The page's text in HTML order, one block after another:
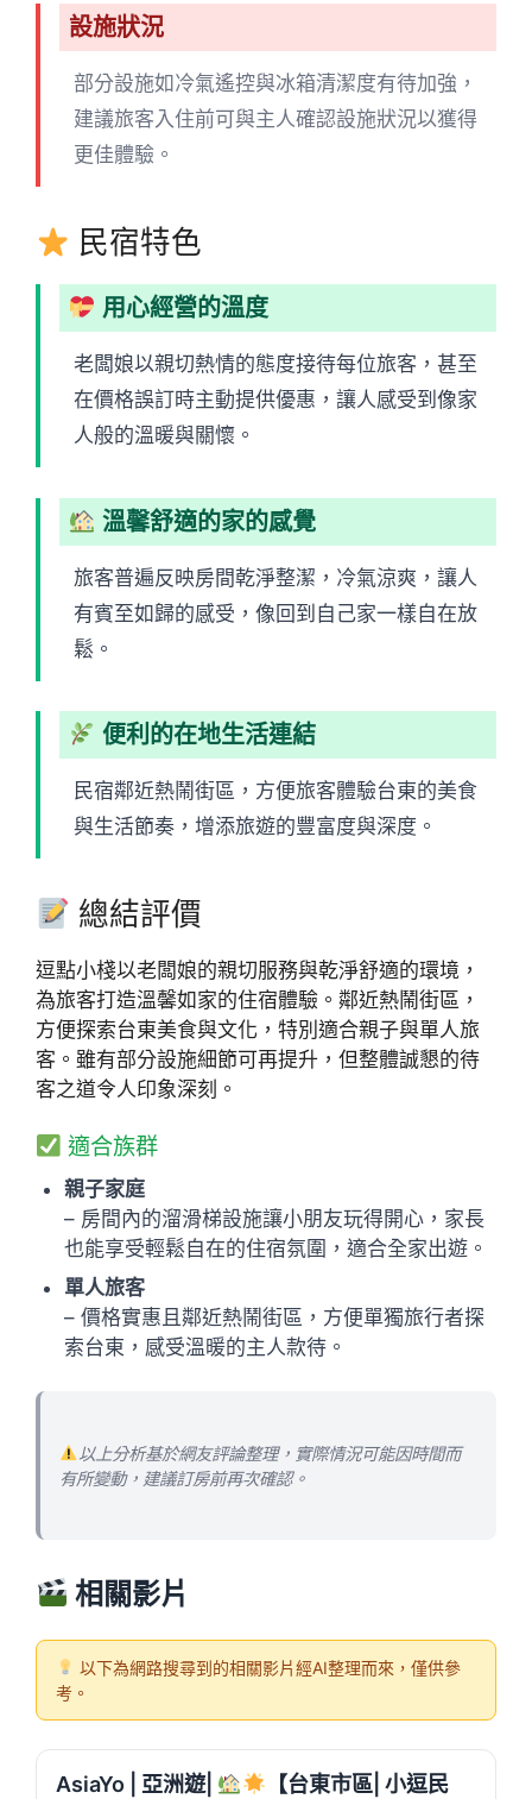
設施狀況
部分設施如冷氣遙控與冰箱清潔度有待加強，
建議旅客入住前可與主人確認設施狀況以獲得
更佳體驗。
民宿特色
用心經營的溫度
老闆娘以親切熱情的態度接待每位旅客，甚至
在價格誤訂時主動提供優惠，讓人感受到像家
人般的溫暖與關懷。
溫馨舒適的家的感覺
旅客普遍反映房間乾淨整潔，冷氣涼爽，讓人
有賓至如歸的感受，像回到自己家一樣自在放
鬆。
便利的在地生活連結
民宿鄰近熱鬧街區，方便旅客體驗台東的美食
與生活節奏，增添旅遊的豐富度與深度。
總結評價
逗點小棧以老闆娘的親切服務與乾淨舒適的環境，
為旅客打造溫馨如家的住宿體驗。鄰近熱鬧街區，
方便探索台東美食與文化，特別適合親子與單人旅
客。雖有部分設施細節可再提升，但整體誠懇的待
客之道令人印象深刻。
適合族群
親子家庭
– 房間內的溜滑梯設施讓小朋友玩得開心，家長
也能享受輕鬆自在的住宿氛圍，適合全家出遊。
單人旅客
– 價格實惠且鄰近熱鬧街區，方便單獨旅行者探
索台東，感受溫暖的主人款待。
以上分析基於網友評論整理，實際情況可能因時間而
有所變動，建議訂房前再次確認。
相關影片
以下為網路搜尋到的相關影片經AI整理而來，僅供參
考。
AsiaYo | 亞洲遊|
【台東市區| 小逗民